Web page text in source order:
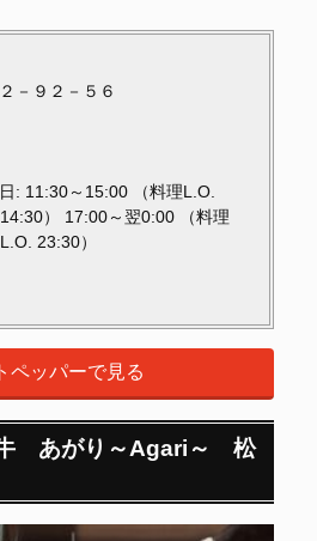
－９２－５６
: 11:30～15:00 （料理L.O.
） 17:00～翌0:00 （料理
23:30）
ペッパーで見る
牛 あがり～Agari～ 松